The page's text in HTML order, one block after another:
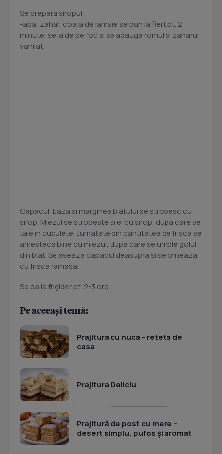
Se prepara siropul:
-apa, zahar, coaja de lamaie se pun la fiert pt. 2
minute, se ia de pe foc si se adauga romul si zaharul
vanilat.
Capacul, baza si marginea blatului se stropesc cu
sirop. Miezul se stropeste si el cu sirop, dupa care se
taie in cubulete. Jumatate din cantitatea de frisca se
amesteca bine cu miezul, dupa care se umple golul
din blat. Se aseaza capacul deasupra si se orneaza
cu frisca ramasa.
Se da la frigider pt. 2-3 ore.
Pe aceeași temă:
Prajitura cu nuca - reteta de
casa
Prajitura Deliciu
Prajitură de post cu mere –
desert simplu, pufos și aromat